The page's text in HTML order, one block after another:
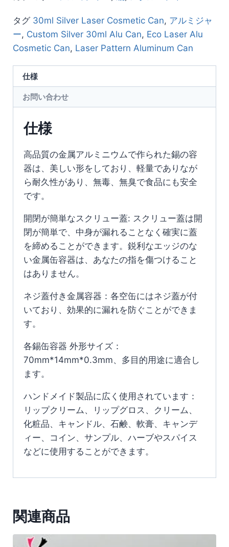
タグ 30ml Silver Laser Cosmetic Can, アルミジャ
ー, Custom Silver 30ml Alu Can, Eco Laser Alu
Cosmetic Can, Laser Pattern Aluminum Can
仕様
お問い合わせ
仕様
高品質の金属アルミニウムで作られた錫の容
器は、美しい形をしており、軽量でありなが
ら耐久性があり、無毒、無臭で食品にも安全
です。
開閉が簡単なスクリュー蓋: スクリュー蓋は開
閉が簡単で、中身が漏れることなく確実に蓋
を締めることができます。鋭利なエッジのな
い金属缶容器は、あなたの指を傷つけること
はありません。
ネジ蓋付き金属容器：各空缶にはネジ蓋が付
いており、効果的に漏れを防ぐことができま
す。
各錫缶容器 外形サイズ：
70mm*14mm*0.3mm、多目的用途に適合し
ます。
ハンドメイド製品に広く使用されています：
リップクリーム、リップグロス、クリーム、
化粧品、キャンドル、石鹸、軟膏、キャンデ
ィー、コイン、サンプル、ハーブやスパイス
などに使用することができます。
関連商品